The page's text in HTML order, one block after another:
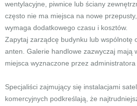
wentylacyjne, piwnice lub ściany
często nie ma miejsca na nowe
wymaga dodatkowego czasu i kosztów.
Zapytaj zarządcę budynku lub wspólnotę
anten. Galerie handlowe zazwyczaj mają
miejsca wyznaczone przez administratora
Specjaliści zajmujący się instalacjami
komercyjnych podkreślają, że